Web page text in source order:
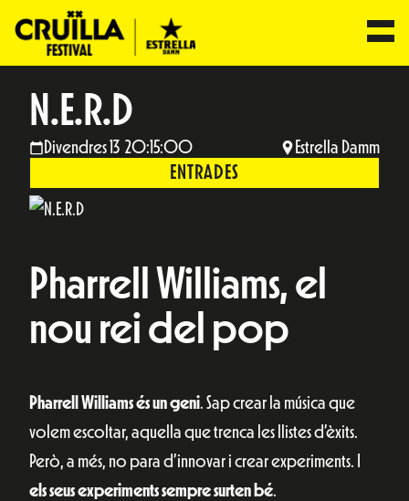
N.E.R.D
Divendres 13 20:15:00 Estrella Damm
ENTRADES
Pharrell Williams, el
nou rei del pop
Pharrell Williams és un geni. Sap crear la música que
volem escoltar, aquella que trenca les llistes d’èxits.
Però, a més, no para d’innovar i crear experiments. I
els seus experiments sempre surten bé.